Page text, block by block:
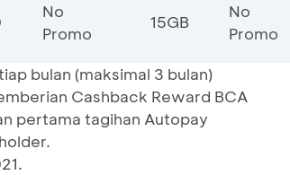
No
Promo
15GB
No
Promo
bulan (maksimal 3 bulan)
Cashback Reward BCA
pertama tagihan Autopay